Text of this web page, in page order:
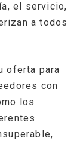
el servicio,
a todos
oferta para
con
los